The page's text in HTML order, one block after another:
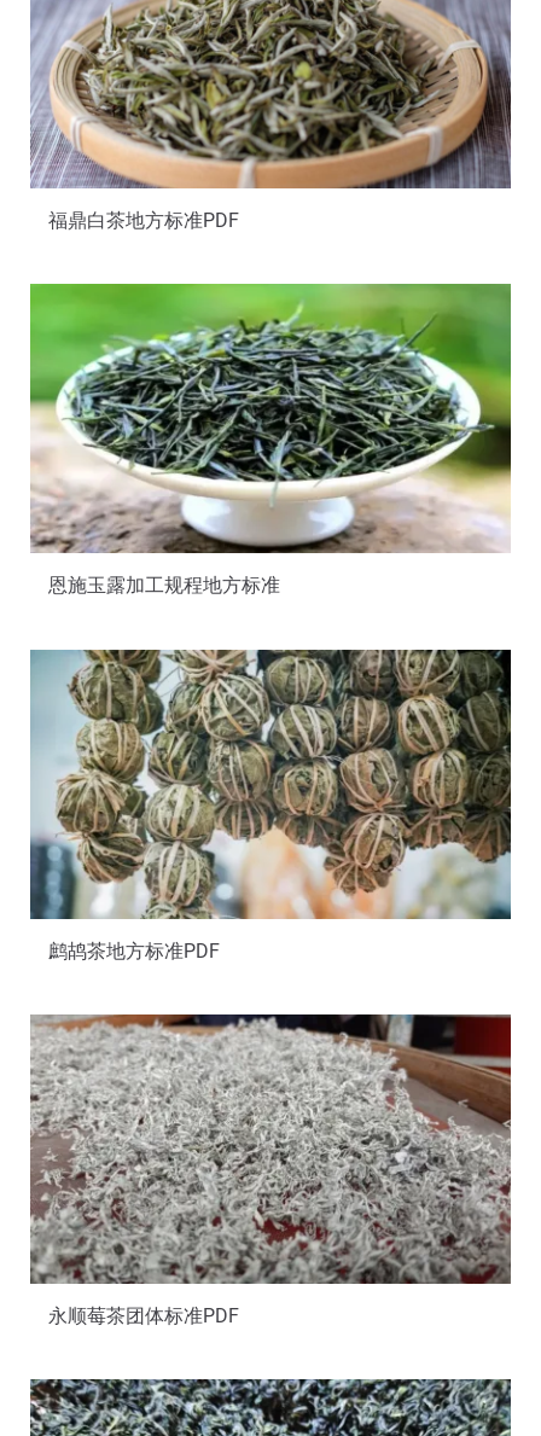
福鼎白茶地方标准PDF
恩施玉露加工规程地方标准
鹧鸪茶地方标准PDF
永顺莓茶团体标准PDF